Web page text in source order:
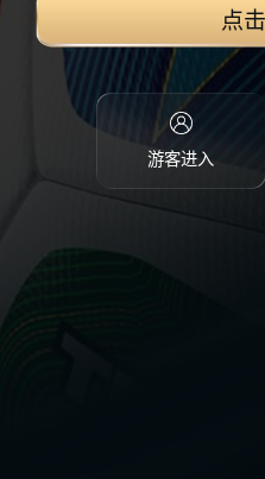
点
游客进入